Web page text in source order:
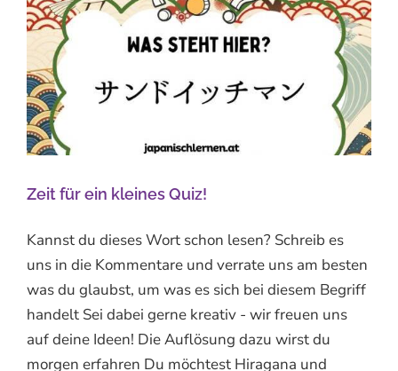
Zeit für ein kleines Quiz!
Kannst du dieses Wort schon lesen? Schreib es
uns in die Kommentare und verrate uns am besten
was du glaubst, um was es sich bei diesem Begriff
handelt Sei dabei gerne kreativ - wir freuen uns
auf deine Ideen! Die Auflösung dazu wirst du
morgen erfahren Du möchtest Hiragana und